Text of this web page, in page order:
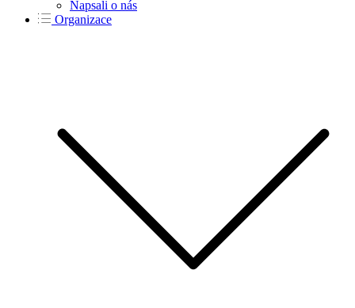
Napsali o nás
Organizace